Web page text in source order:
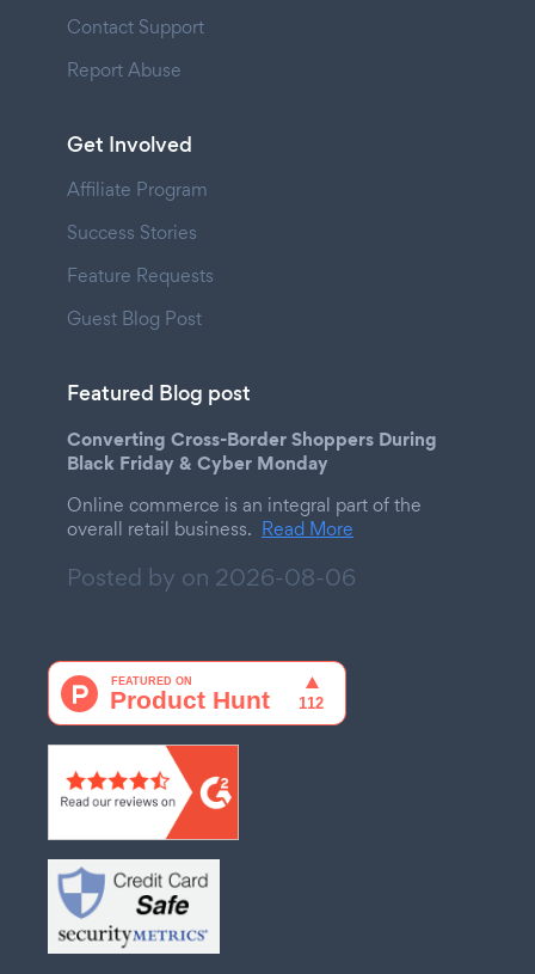
Contact Support
Report Abuse
Get Involved
Affiliate Program
Success Stories
Feature Requests
Guest Blog Post
Featured Blog post
Converting Cross-Border Shoppers During
Black Friday & Cyber Monday
Online commerce is an integral part of the
overall retail business. Read More
Posted by on 2026-08-06